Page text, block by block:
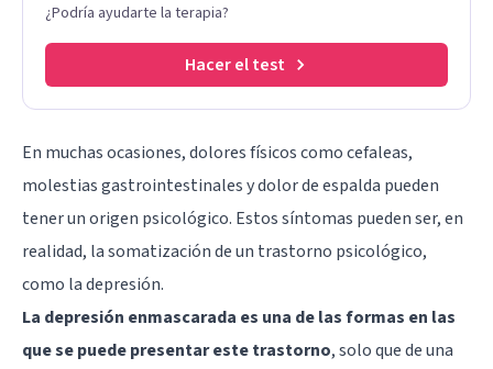
¿Podría ayudarte la terapia?
Hacer el test
En muchas ocasiones, dolores físicos como cefaleas,
molestias gastrointestinales y dolor de espalda pueden
tener un origen psicológico. Estos síntomas pueden ser, en
realidad, la somatización de un trastorno psicológico,
como la depresión.
La depresión enmascarada es una de las formas en las
que se puede presentar este trastorno, solo que de una